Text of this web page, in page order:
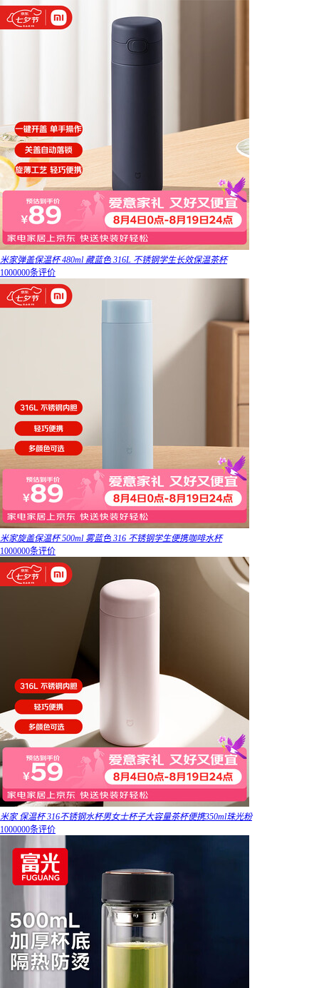
米家弹盖保温杯 480ml 藏蓝色 316L 不锈钢学生长效保温茶杯
1000000条评价
米家旋盖保温杯 500ml 雾蓝色 316 不锈钢学生便携咖啡水杯
1000000条评价
米家 保温杯 316不锈钢水杯男女士杯子大容量茶杯便携350ml珠光粉
1000000条评价